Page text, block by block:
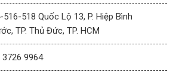
516-518 Quốc Lộ 13, P. Hiệp Bình
TP. Thủ Đức, TP. HCM
3726 9964